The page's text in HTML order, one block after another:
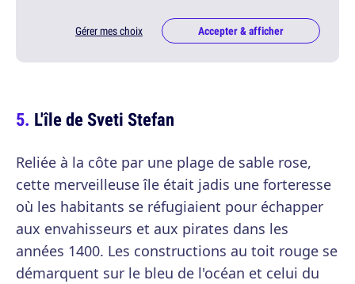
Gérer mes choix Accepter & afficher
L'île de Sveti Stefan
Reliée à la côte par une plage de sable rose,
cette merveilleuse île était jadis une forteresse
où les habitants se réfugiaient pour échapper
aux envahisseurs et aux pirates dans les
années 1400. Les constructions au toit rouge se
démarquent sur le bleu de l'océan et celui du